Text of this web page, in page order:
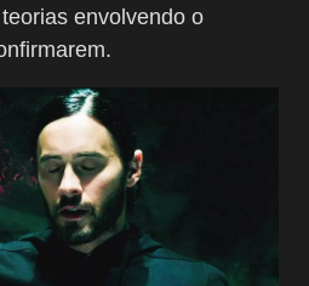
envolvendo o